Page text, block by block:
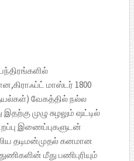
மாஸ்டர் 1800
வேகத்தில் நல்ல
முழு சுழலும் ஷட்டில்
இணைப்புகளுடன்
தடிமன்முதல் கனமான
மீது பணிபுரியும்